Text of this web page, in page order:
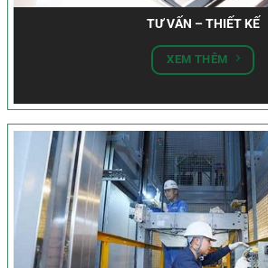
TƯ VẤN – THIẾT KẾ
XEM THÊM